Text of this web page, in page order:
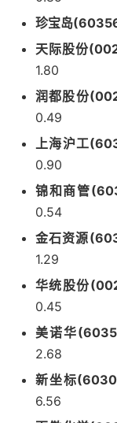
珍宝岛
天际股份
1.80
润都股份
0.49
上海沪工
0.90
锦和商管
0.54
金石资源
1.29
华统股份
0.45
美诺华
2.68
新坐标
6.56